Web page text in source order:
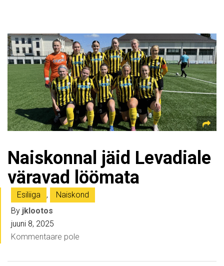
Naiskonnal jäid Levadiale
väravad löömata
Esiliiga ,
Naiskond
By jklootos
juuni 8, 2025
Kommentaare pole